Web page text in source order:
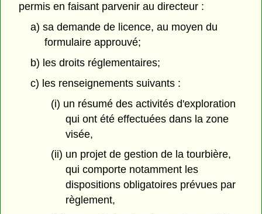
permis en faisant parvenir au directeur :
a) sa demande de licence, au moyen du
formulaire approuvé;
b) les droits réglementaires;
c) les renseignements suivants :
(i) un résumé des activités d'exploration
qui ont été effectuées dans la zone
visée,
(ii) un projet de gestion de la tourbière,
qui comporte notamment les
dispositions obligatoires prévues par
règlement,